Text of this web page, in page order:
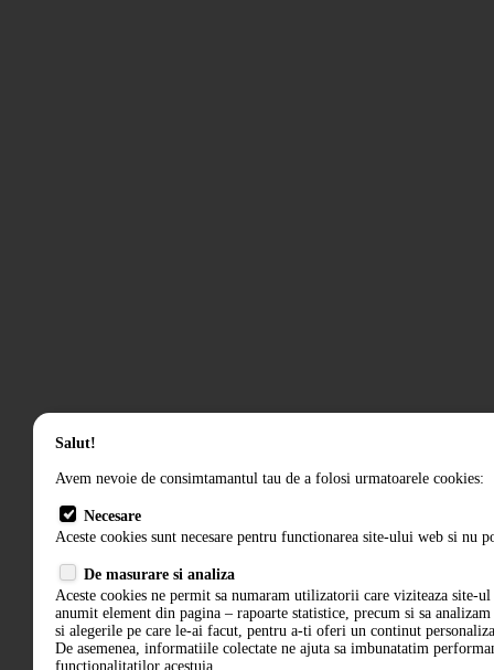
Salut!
Avem nevoie de consimtamantul tau de a folosi urmatoarele cookies:
Necesare
Aceste cookies sunt necesare pentru functionarea site-ului web si nu
De masurare si analiza
Aceste cookies ne permit sa numaram utilizatorii care viziteaza site-ul
anumit element din pagina – rapoarte statistice, precum si sa
si alegerile pe care le-ai facut, pentru a-ti oferi un continut
De asemenea, informatiile colectate ne ajuta sa imbunatatim
functionalitatilor acestuia.